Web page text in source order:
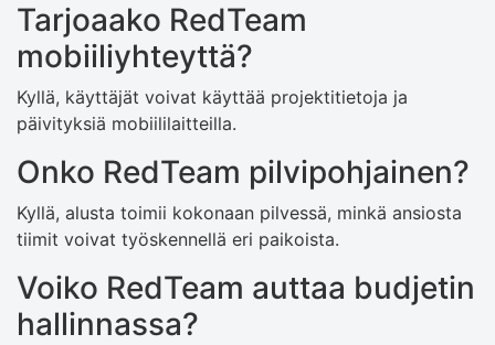
Tarjoaako RedTeam
mobiiliyhteyttä?
Kyllä, käyttäjät voivat käyttää projektitietoja ja
päivityksiä mobiililaitteilla.
Onko RedTeam pilvipohjainen?
Kyllä, alusta toimii kokonaan pilvessä, minkä ansiosta
tiimit voivat työskennellä eri paikoista.
Voiko RedTeam auttaa budjetin
hallinnassa?